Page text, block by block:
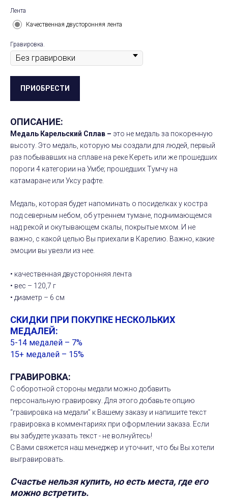
Лента
Качественная двусторонняя лента
Гравировка.
ПРИОБРЕСТИ
ОПИСАНИЕ:
Медаль Карельский Сплав – это не медаль за покоренную
высоту. Это медаль, которую мы создали для людей, первый
раз побывавших на сплаве на реке Кереть или же прошедших
пороги 4 категории на Умбе; прошедших Тумчу на
катамаране или Уксу рафте.
Медаль, которая будет напоминать о посиделках у костра
под северным небом, об утреннем тумане, поднимающемся
над рекой и окутывающем скалы, покрытые мхом. И не
важно, с какой целью Вы приехали в Карелию. Важно, какие
эмоции вы увезли из нее.
• качественная двусторонняя лента
• вес – 120,7 г
• диаметр – 6 см
СКИДКИ ПРИ ПОКУПКЕ НЕСКОЛЬКИХ
МЕДАЛЕЙ:
5-14 медалей – 7%
15+ медалей – 15%
ГРАВИРОВКА:
С оборотной стороны медали можно добавить
персональную гравировку. Для этого добавьте опцию
“гравировка на медали” к Вашему заказу и напишите текст
гравировка в комментариях при оформлении заказа. Если
вы забудете указать текст - не волнуйтесь!
С Вами свяжется наш менеджер и уточнит, что бы Вы хотели
выгравировать.
Счастье нельзя купить, но есть места, где его
можно встретить.